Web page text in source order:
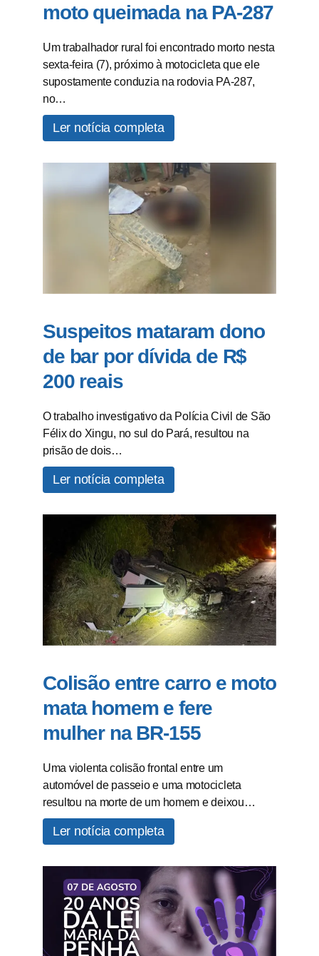
moto queimada na PA-287
Um trabalhador rural foi encontrado morto nesta
sexta-feira (7), próximo à motocicleta que ele
supostamente conduzia na rodovia PA-287,
no…
Ler notícia completa
Suspeitos mataram dono
de bar por dívida de R$
200 reais
O trabalho investigativo da Polícia Civil de São
Félix do Xingu, no sul do Pará, resultou na
prisão de dois…
Ler notícia completa
Colisão entre carro e moto
mata homem e fere
mulher na BR-155
Uma violenta colisão frontal entre um
automóvel de passeio e uma motocicleta
resultou na morte de um homem e deixou…
Ler notícia completa